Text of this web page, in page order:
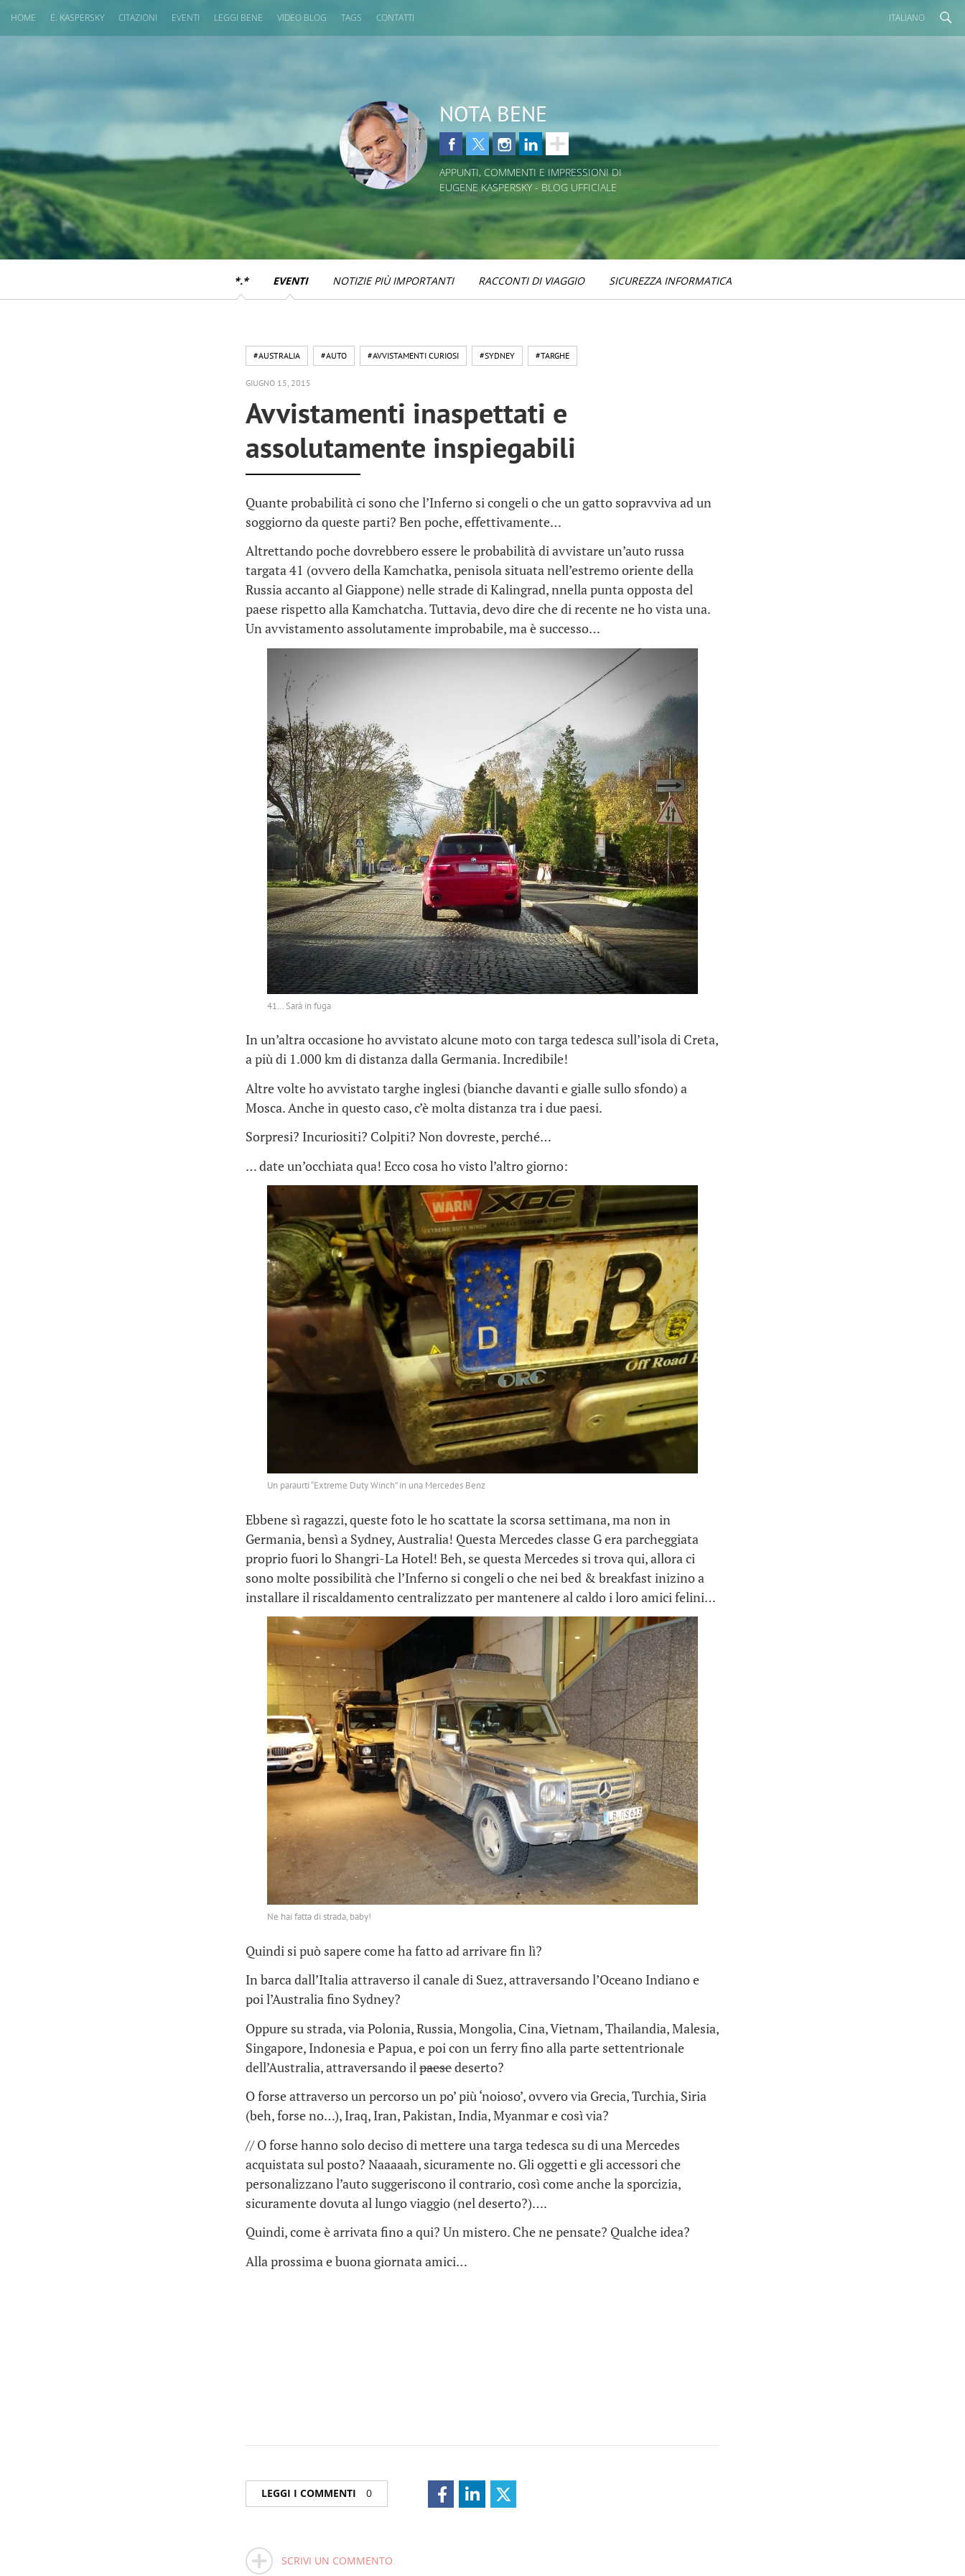
HOME E. KASPERSKY CITAZIONI EVENTI LEGGI BENE VIDEO BLOG TAGS CONTATTI ITALIANO
NOTA BENE
APPUNTI, COMMENTI E IMPRESSIONI DI
EUGENE KASPERSKY - BLOG UFFICIALE
*.* EVENTI NOTIZIE PIÙ IMPORTANTI RACCONTI DI VIAGGIO SICUREZZA INFORMATICA
#AUSTRALIA #AUTO #AVVISTAMENTI CURIOSI #SYDNEY #TARGHE
GIUGNO 15, 2015
Avvistamenti inaspettati e
assolutamente inspiegabili
Quante probabilità ci sono che l’Inferno si congeli o che un gatto sopravviva ad un
soggiorno da queste parti? Ben poche, effettivamente…
Altrettando poche dovrebbero essere le probabilità di avvistare un’auto russa
targata 41 (ovvero della Kamchatka, penisola situata nell’estremo oriente della
Russia accanto al Giappone) nelle strade di Kalingrad, nnella punta opposta del
paese rispetto alla Kamchatcha. Tuttavia, devo dire che di recente ne ho vista una.
Un avvistamento assolutamente improbabile, ma è successo…
41… Sarà in fuga
In un’altra occasione ho avvistato alcune moto con targa tedesca sull’isola di Creta,
a più di 1.000 km di distanza dalla Germania. Incredibile!
Altre volte ho avvistato targhe inglesi (bianche davanti e gialle sullo sfondo) a
Mosca. Anche in questo caso, c’è molta distanza tra i due paesi.
Sorpresi? Incuriositi? Colpiti? Non dovreste, perché…
… date un’occhiata qua! Ecco cosa ho visto l’altro giorno:
Un paraurti “Extreme Duty Winch” in una Mercedes Benz
Ebbene sì ragazzi, queste foto le ho scattate la scorsa settimana, ma non in
Germania, bensì a Sydney, Australia! Questa Mercedes classe G era parcheggiata
proprio fuori lo Shangri-La Hotel! Beh, se questa Mercedes si trova qui, allora ci
sono molte possibilità che l’Inferno si congeli o che nei bed & breakfast inizino a
installare il riscaldamento centralizzato per mantenere al caldo i loro amici felini…
Ne hai fatta di strada, baby!
Quindi si può sapere come ha fatto ad arrivare fin lì?
In barca dall’Italia attraverso il canale di Suez, attraversando l’Oceano Indiano e
poi l’Australia fino Sydney?
Oppure su strada, via Polonia, Russia, Mongolia, Cina, Vietnam, Thailandia, Malesia,
Singapore, Indonesia e Papua, e poi con un ferry fino alla parte settentrionale
dell’Australia, attraversando ilpaesedeserto?
O forse attraverso un percorso un po’ più ‘noioso’, ovvero via Grecia, Turchia, Siria
(beh, forse no…), Iraq, Iran, Pakistan, India, Myanmar e così via?
// O forse hanno solo deciso di mettere una targa tedesca su di una Mercedes
acquistata sul posto? Naaaaah, sicuramente no. Gli oggetti e gli accessori che
personalizzano l’auto suggeriscono il contrario, così come anche la sporcizia,
sicuramente dovuta al lungo viaggio (nel deserto?)….
Quindi, come è arrivata fino a qui? Un mistero. Che ne pensate? Qualche idea?
Alla prossima e buona giornata amici…
LEGGI I COMMENTI 0
SCRIVI UN COMMENTO